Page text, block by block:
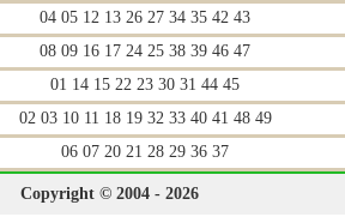
04 05 12 13 26 27 34 35 42 43
08 09 16 17 24 25 38 39 46 47
01 14 15 22 23 30 31 44 45
02 03 10 11 18 19 32 33 40 41 48 49
06 07 20 21 28 29 36 37
Copyright © 2004 - 2026